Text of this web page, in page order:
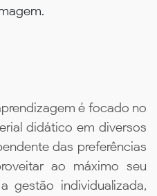
é focado no
didático em diversos
das preferências
ao máximo seu
gestão individualizada,